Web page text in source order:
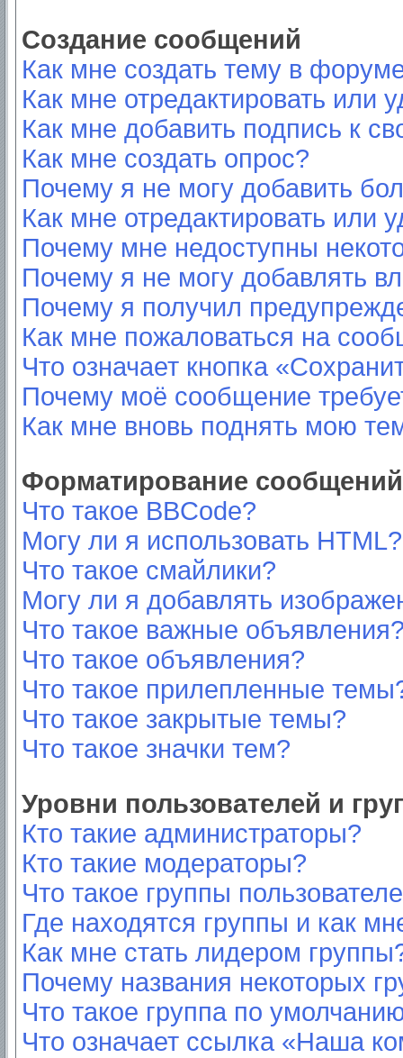
Создание сообщений
Как мне создать тему в
Как мне отредактировать или
Как мне добавить подпись к
Как мне создать опрос?
Почему я не могу добавить
Как мне отредактировать или
Почему мне недоступны
Почему я не могу добавлять
Почему я получил
Как мне пожаловаться на
Что означает кнопка
Почему моё сообщение
Как мне вновь поднять мою
Форматирование
Что такое BBCode?
Могу ли я использовать HTML?
Что такое смайлики?
Могу ли я добавлять
Что такое важные
Что такое объявления?
Что такое прилепленные
Что такое закрытые темы?
Что такое значки тем?
Уровни пользователей и
Кто такие администраторы?
Кто такие модераторы?
Что такое группы
Где находятся группы и как
Как мне стать лидером
Почему названия некоторых
Что такое группа по
Что означает ссылка «Наша